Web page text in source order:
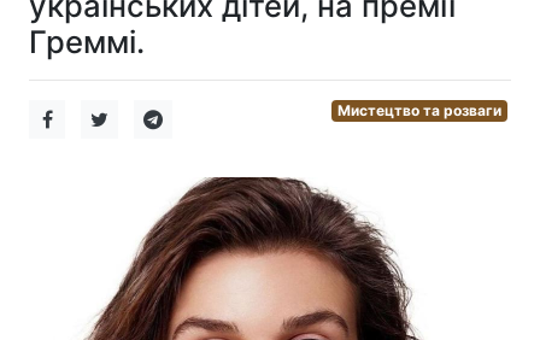
Греммі.
Мистецтво та розваги